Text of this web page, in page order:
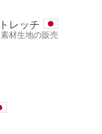
レッチ
材生地の販売